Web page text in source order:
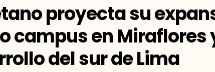
proyecta su
campus en Miraflores
del sur de Lima